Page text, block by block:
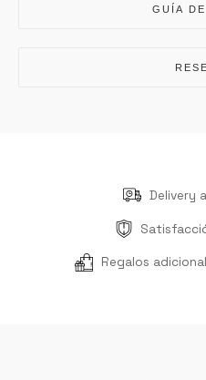
GUÍA
Delivery
Regalos